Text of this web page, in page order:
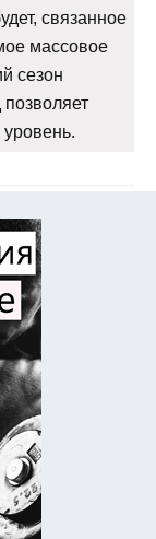
связанное
массовое
сезон
уровень.